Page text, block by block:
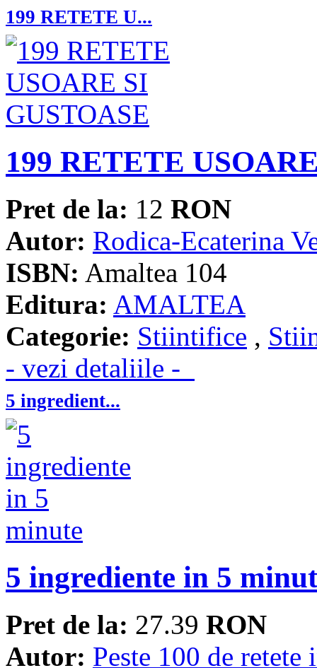
199 RETETE U...
199 RETETE
Pret de la: 12 RON
Autor: Rodica-Ecaterina
ISBN: Amaltea 104
Editura: AMALTEA
Categorie: Stiintifice ,
- vezi detaliile -
5 ingredient...
5 ingrediente in 5
Pret de la: 27.39 RON
Autor: Peste 100 de